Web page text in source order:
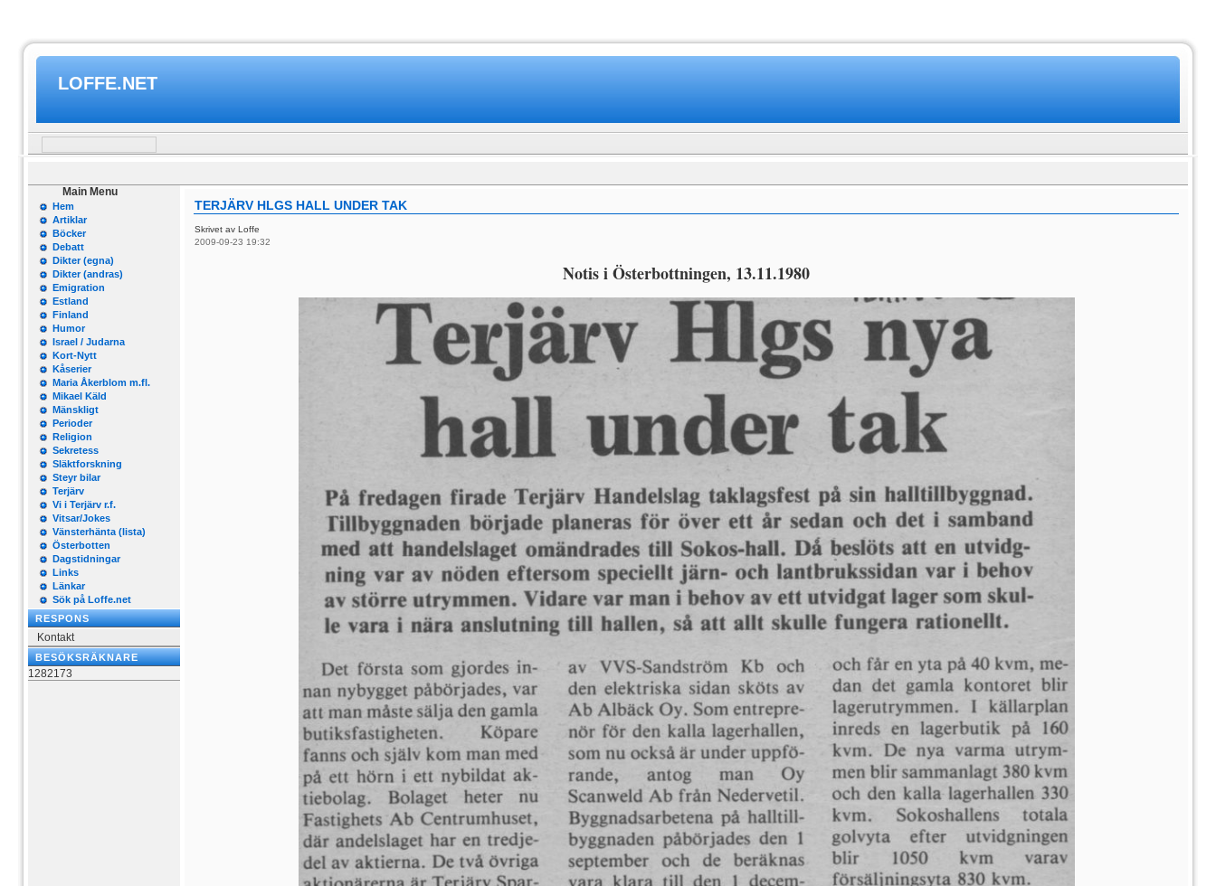
LOFFE.NET
Main Menu
Hem
Artiklar
Böcker
Debatt
Dikter (egna)
Dikter (andras)
Emigration
Estland
Finland
Humor
Israel / Judarna
Kort-Nytt
Kåserier
Maria Åkerblom m.fl.
Mikael Käld
Mänskligt
Perioder
Religion
Sekretess
Släktforskning
Steyr bilar
Terjärv
Vi i Terjärv r.f.
Vitsar/Jokes
Vänsterhänta (lista)
Österbotten
Dagstidningar
Links
Länkar
Sök på Loffe.net
RESPONS
Kontakt
BESÖKSRÄKNARE
1282173
TERJÄRV HLGS HALL UNDER TAK
Skrivet av Loffe
2009-09-23 19:32
Notis i Österbottningen, 13.11.1980